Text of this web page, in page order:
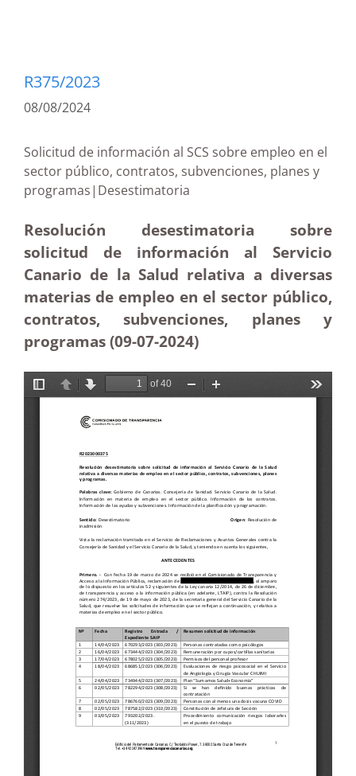
R375/2023
08/08/2024
Solicitud de información al SCS sobre empleo en el
sector público, contratos, subvenciones, planes y
programas|Desestimatoria
Resolución desestimatoria sobre
solicitud de información al Servicio
Canario de la Salud relativa a diversas
materias de empleo en el sector público,
contratos, subvenciones, planes y
programas (09-07-2024)